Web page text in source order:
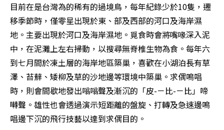
目前在是台灣為的稀有的過境鳥，每年紀錄少於10隻，遷
移季節時，僅零星出現於東、部及西部的河口及海岸濕
地。主要出現於河口及海岸濕地。覓食時會將嘴喙深入泥
中，在泥灘上左右掃動，以搜尋無脊椎生物為食。每年六
到七月間於凍土層的海岸地區築巢，喜歡在小湖泊長有草
澤、苔蘚、矮柳及草的沙地邊等環境中築巢。求偶鳴唱
時，則會間歇地發出嗡嗡聲及漸沉的「皮-－比-－比」啼
囀聲。雄性也會透過演示短距離的盤旋、打轉及急速邊鳴
唱邊下沉的飛行技藝以達到求偶目的。